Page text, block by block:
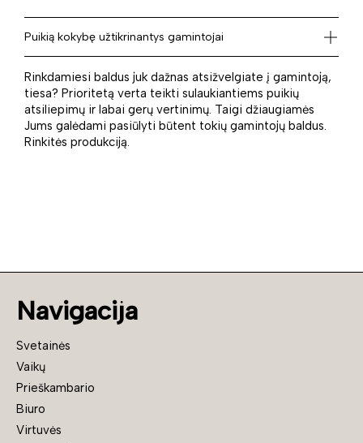
Puikią kokybę užtikrinantys gamintojai
Rinkdamiesi baldus juk dažnas atsižvelgiate į gamintoją,
tiesa? Prioritetą verta teikti sulaukiantiems puikių
atsiliepimų ir labai gerų vertinimų. Taigi džiaugiamės
Jums galėdami pasiūlyti būtent tokių gamintojų baldus.
Rinkitės produkciją.
Navigacija
Svetainės
Vaikų
Prieškambario
Biuro
Virtuvės